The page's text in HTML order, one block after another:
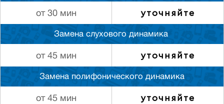
от 30 мин уточняйте
Замена слуxового динамика
от 45 мин уточняйте
Замена полифонического динамика
от 45 мин уточняйте